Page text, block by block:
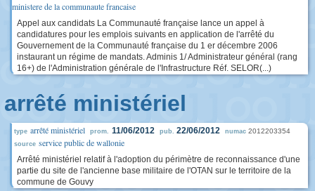
ministere de la communaute francaise
Appel aux candidats La Communauté française lance un appel à
candidatures pour les emplois suivants en application de l'arrêté du
Gouvernement de la Communauté française du 1 er décembre 2006
instaurant un régime de mandats. Adminis 1/ Administrateur général (rang
16+) de l'Administration générale de l'Infrastructure Réf. SELOR(...)
arrêté ministériel
type arrêté ministériel prom. 11/06/2012 pub. 22/06/2012 numac 2012203354
source service public de wallonie
Arrêté ministériel relatif à l'adoption du périmètre de reconnaissance d'une
partie du site de l'ancienne base militaire de l'OTAN sur le territoire de la
commune de Gouvy